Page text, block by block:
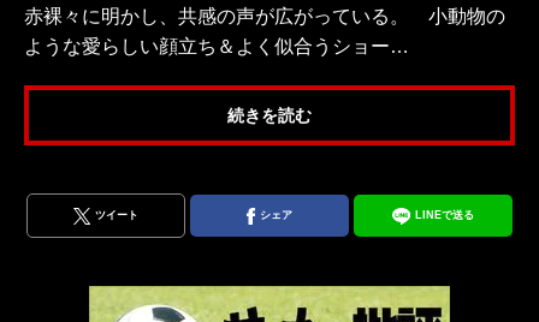
赤裸々に明かし、共感の声が広がっている。 小動物の
ような愛らしい顔立ち＆よく似合うショー…
続きを読む
ツイート シェア LINEで送る